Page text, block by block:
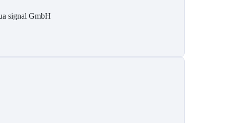
signal GmbH